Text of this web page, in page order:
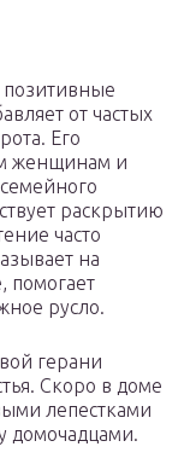
позитивные
от частых
Его
женщинам и
раскрытию
часто
на
помогает
русло.
герани
Скоро в доме
лепестками
домочадцами.